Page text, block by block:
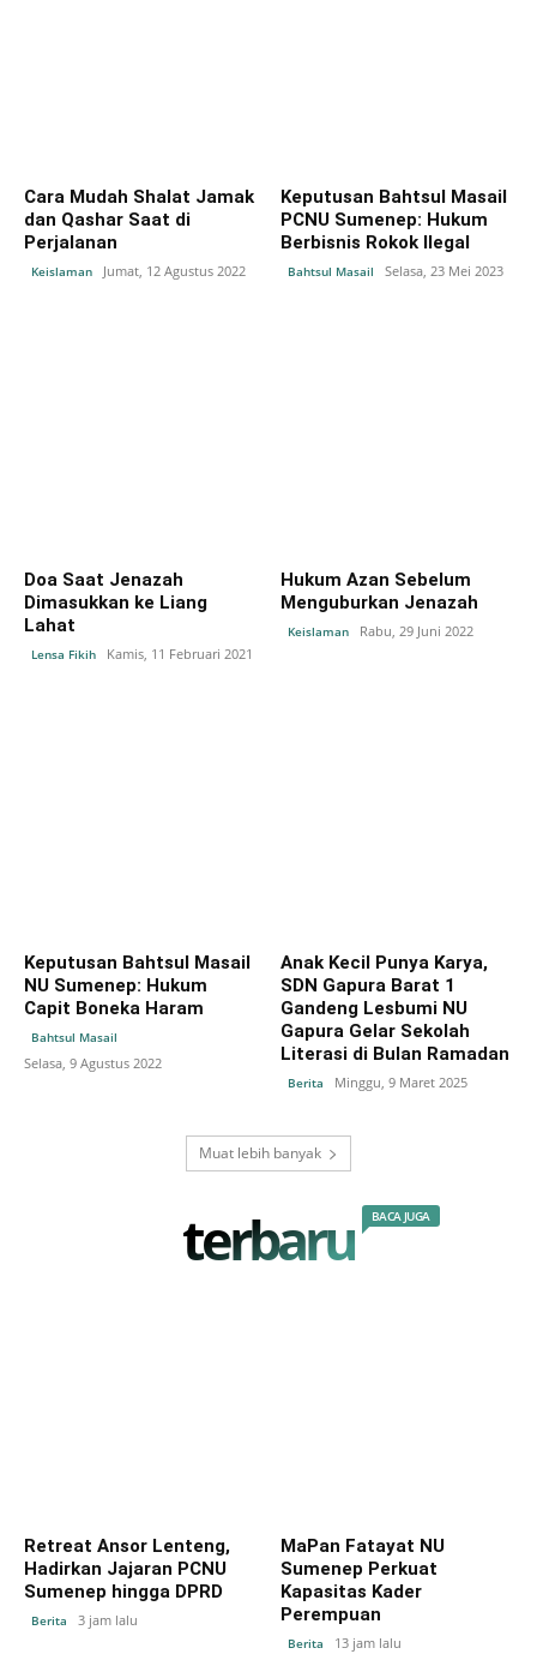
Cara Mudah Shalat Jamak
dan Qashar Saat di
Perjalanan
Keislaman Jumat, 12 Agustus 2022
Keputusan Bahtsul Masail
PCNU Sumenep: Hukum
Berbisnis Rokok Ilegal
Bahtsul Masail Selasa, 23 Mei 2023
Doa Saat Jenazah
Dimasukkan ke Liang
Lahat
Lensa Fikih Kamis, 11 Februari 2021
Hukum Azan Sebelum
Menguburkan Jenazah
Keislaman Rabu, 29 Juni 2022
Keputusan Bahtsul Masail
NU Sumenep: Hukum
Capit Boneka Haram
Bahtsul Masail
Selasa, 9 Agustus 2022
Anak Kecil Punya Karya,
SDN Gapura Barat 1
Gandeng Lesbumi NU
Gapura Gelar Sekolah
Literasi di Bulan Ramadan
Berita Minggu, 9 Maret 2025
Muat lebih banyak
terbaru BACA JUGA
Retreat Ansor Lenteng,
Hadirkan Jajaran PCNU
Sumenep hingga DPRD
Berita 3 jam lalu
MaPan Fatayat NU
Sumenep Perkuat
Kapasitas Kader
Perempuan
Berita 13 jam lalu